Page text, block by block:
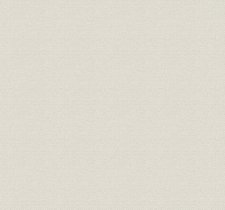
2. 初期のハードウェアとソフトウェア
第3節 技術援助契約の締結
1. 政府の国産保護政策とIBM
2. 技術援助契約の締結
3. 契約の効果
第4節 初期のコンピュータの普及
1. 初期のコンピューターカストマー
2. カストマーのコンピューター利用
3. 東京オリンピックと銀行オンライン・システム
第5節 コンピューターの営業・教育・SE・保守活動